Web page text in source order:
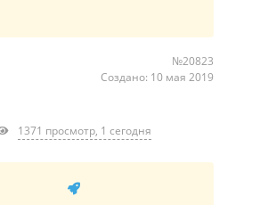
№20823
Создано: 10 мая 2019
1371 просмотр, 1 сегодня